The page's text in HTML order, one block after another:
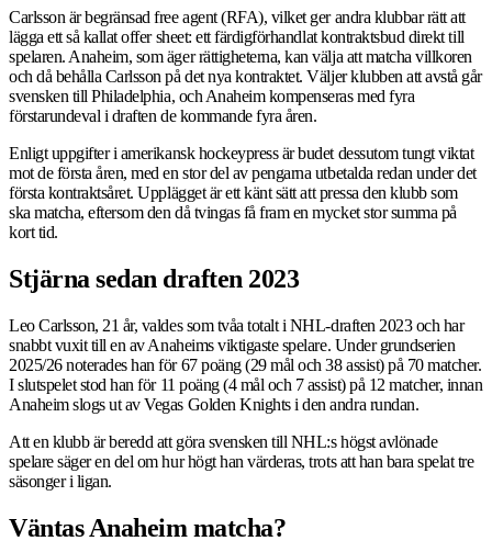
Carlsson är begränsad free agent (RFA), vilket ger andra klubbar rätt att
lägga ett så kallat offer sheet: ett färdigförhandlat kontraktsbud direkt till
spelaren. Anaheim, som äger rättigheterna, kan välja att matcha villkoren
och då behålla Carlsson på det nya kontraktet. Väljer klubben att avstå går
svensken till Philadelphia, och Anaheim kompenseras med fyra
förstarundeval i draften de kommande fyra åren.
Enligt uppgifter i amerikansk hockeypress är budet dessutom tungt viktat
mot de första åren, med en stor del av pengarna utbetalda redan under det
första kontraktsåret. Upplägget är ett känt sätt att pressa den klubb som
ska matcha, eftersom den då tvingas få fram en mycket stor summa på
kort tid.
Stjärna sedan draften 2023
Leo Carlsson, 21 år, valdes som tvåa totalt i NHL-draften 2023 och har
snabbt vuxit till en av Anaheims viktigaste spelare. Under grundserien
2025/26 noterades han för 67 poäng (29 mål och 38 assist) på 70 matcher.
I slutspelet stod han för 11 poäng (4 mål och 7 assist) på 12 matcher, innan
Anaheim slogs ut av Vegas Golden Knights i den andra rundan.
Att en klubb är beredd att göra svensken till NHL:s högst avlönade
spelare säger en del om hur högt han värderas, trots att han bara spelat tre
säsonger i ligan.
Väntas Anaheim matcha?